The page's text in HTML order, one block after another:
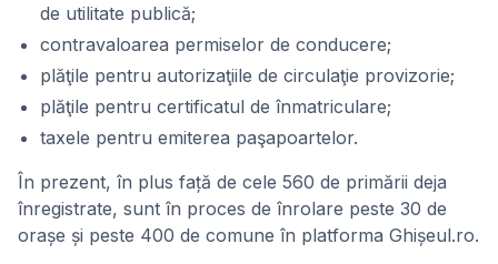
de utilitate publică;
contravaloarea permiselor de conducere;
plăţile pentru autorizaţiile de circulaţie provizorie;
plăţile pentru certificatul de înmatriculare;
taxele pentru emiterea paşapoartelor.
În prezent, în plus față de cele 560 de primării deja
înregistrate, sunt în proces de înrolare peste 30 de
orașe și peste 400 de comune în platforma Ghișeul.ro.